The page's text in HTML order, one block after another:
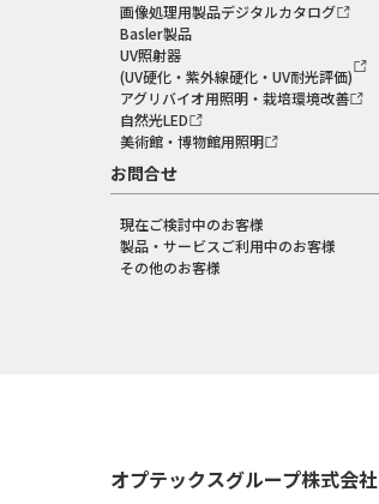
画像処理用製品デジタルカタログ
Basler製品
UV照射器
(UV硬化・紫外線硬化・UV耐光評価)
アグリバイオ用照明・栽培環境改善
自然光LED
美術館・博物館用照明
お問合せ
現在ご検討中のお客様
製品・サービスご利用中のお客様
その他のお客様
オプテックスグループ株式会社